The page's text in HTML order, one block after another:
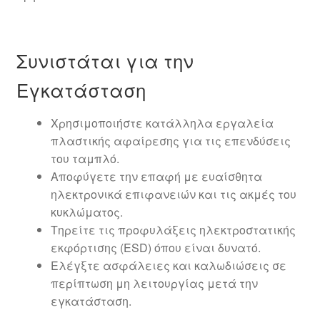
Συνιστάται για την
Εγκατάσταση
Χρησιμοποιήστε κατάλληλα εργαλεία
πλαστικής αφαίρεσης για τις επενδύσεις
του ταμπλό.
Αποφύγετε την επαφή με ευαίσθητα
ηλεκτρονικά επιφανειών και τις ακμές του
κυκλώματος.
Τηρείτε τις προφυλάξεις ηλεκτροστατικής
εκφόρτισης (ESD) όπου είναι δυνατό.
Ελέγξτε ασφάλειες και καλωδιώσεις σε
περίπτωση μη λειτουργίας μετά την
εγκατάσταση.